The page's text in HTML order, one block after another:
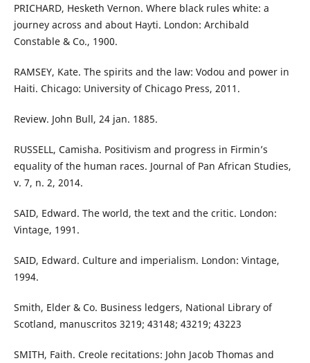
PRICHARD, Hesketh Vernon. Where black rules white: a
journey across and about Hayti. London: Archibald
Constable & Co., 1900.
RAMSEY, Kate. The spirits and the law: Vodou and power in
Haiti. Chicago: University of Chicago Press, 2011.
Review. John Bull, 24 jan. 1885.
RUSSELL, Camisha. Positivism and progress in Firmin’s
equality of the human races. Journal of Pan African Studies,
v. 7, n. 2, 2014.
SAID, Edward. The world, the text and the critic. London:
Vintage, 1991.
SAID, Edward. Culture and imperialism. London: Vintage,
1994.
Smith, Elder & Co. Business ledgers, National Library of
Scotland, manuscritos 3219; 43148; 43219; 43223
SMITH, Faith. Creole recitations: John Jacob Thomas and